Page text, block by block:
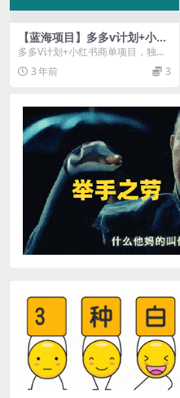
【蓝海项目】多多v计划+小红
书商单 一个视频三份收益 工
作室月入10w
多多V计划+小红书商单项目，独家
玩法!!! AI辅助，5分钟成片! 流量扶
持，一...
3 年前 3